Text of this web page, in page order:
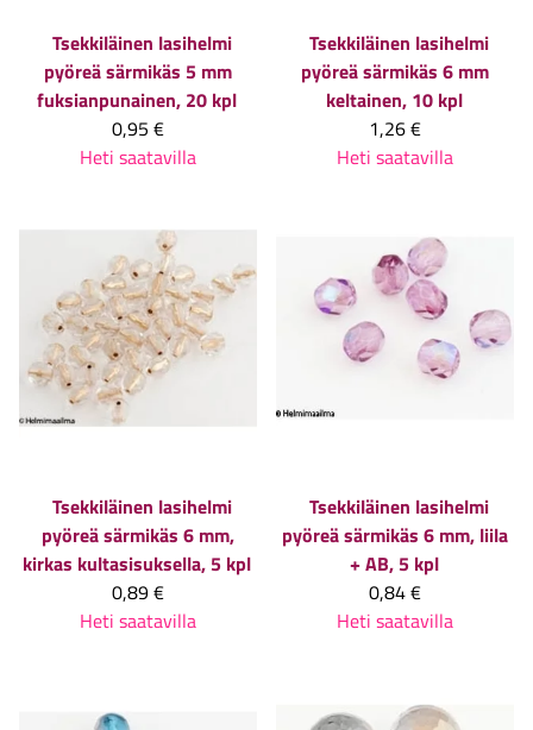
Tsekkiläinen lasihelmi
pyöreä särmikäs 5 mm
fuksianpunainen, 20 kpl
0,95 €
Heti saatavilla
Tsekkiläinen lasihelmi
pyöreä särmikäs 6 mm
keltainen, 10 kpl
1,26 €
Heti saatavilla
Tsekkiläinen lasihelmi
pyöreä särmikäs 6 mm,
kirkas kultasisuksella, 5 kpl
0,89 €
Heti saatavilla
Tsekkiläinen lasihelmi
pyöreä särmikäs 6 mm, liila
+ AB, 5 kpl
0,84 €
Heti saatavilla